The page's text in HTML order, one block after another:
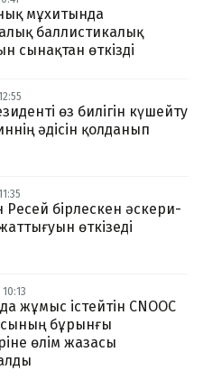
мұхитында
баллистикалық
сынақтан өткізді
өз билігін күшейту
әдісін қолданып
Ресей бірлескен әскери-
өткізеді
жұмыс істейтін CNOOC
бұрынғы
өлім жазасы